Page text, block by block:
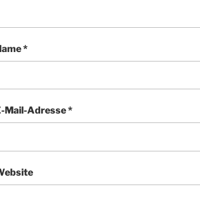
*
Mail-Adresse*